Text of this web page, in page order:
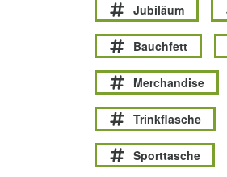
Jubiläum
Bauchfett
Merchandise
Trinkflasche
Sporttasche